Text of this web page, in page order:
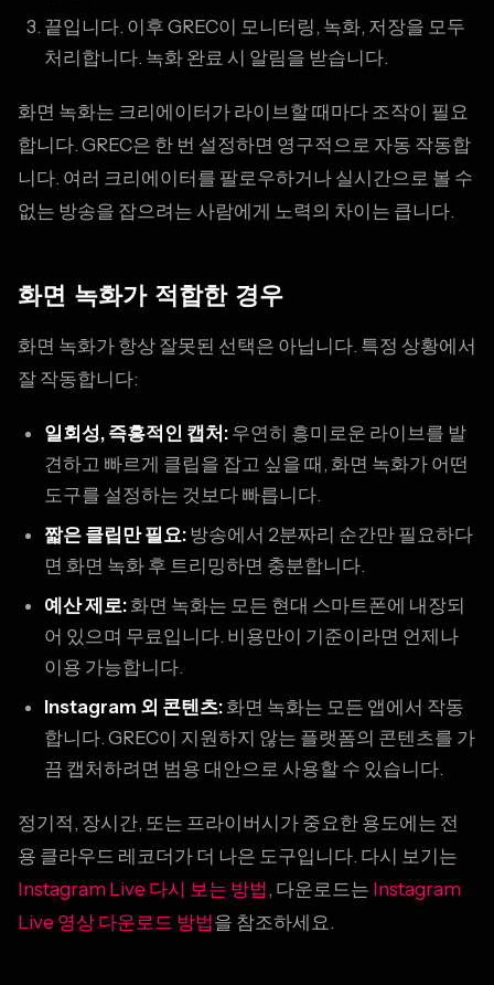
끝입니다. 이후 GREC이 모니터링, 녹화, 저장을 모두
처리합니다. 녹화 완료 시 알림을 받습니다.
화면 녹화는 크리에이터가 라이브할 때마다 조작이 필요
합니다. GREC은 한 번 설정하면 영구적으로 자동 작동합
니다. 여러 크리에이터를 팔로우하거나 실시간으로 볼 수
없는 방송을 잡으려는 사람에게 노력의 차이는 큽니다.
화면 녹화가 적합한 경우
화면 녹화가 항상 잘못된 선택은 아닙니다. 특정 상황에서
잘 작동합니다:
일회성, 즉흥적인 캡처: 우연히 흥미로운 라이브를 발
견하고 빠르게 클립을 잡고 싶을 때, 화면 녹화가 어떤
도구를 설정하는 것보다 빠릅니다.
짧은 클립만 필요: 방송에서 2분짜리 순간만 필요하다
면 화면 녹화 후 트리밍하면 충분합니다.
예산 제로: 화면 녹화는 모든 현대 스마트폰에 내장되
어 있으며 무료입니다. 비용만이 기준이라면 언제나
이용 가능합니다.
Instagram 외 콘텐츠: 화면 녹화는 모든 앱에서 작동
합니다. GREC이 지원하지 않는 플랫폼의 콘텐츠를 가
끔 캡처하려면 범용 대안으로 사용할 수 있습니다.
정기적, 장시간, 또는 프라이버시가 중요한 용도에는 전
용 클라우드 레코더가 더 나은 도구입니다. 다시 보기는
Instagram Live 다시 보는 방법, 다운로드는 Instagram
Live 영상 다운로드 방법을 참조하세요.